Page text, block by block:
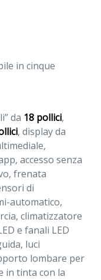
in cinque
da 18 pollici,
, display da
accesso senza
frenata
di
automatico,
climatizzatore
e fanali LED
luci
lombare per
in tinta con la